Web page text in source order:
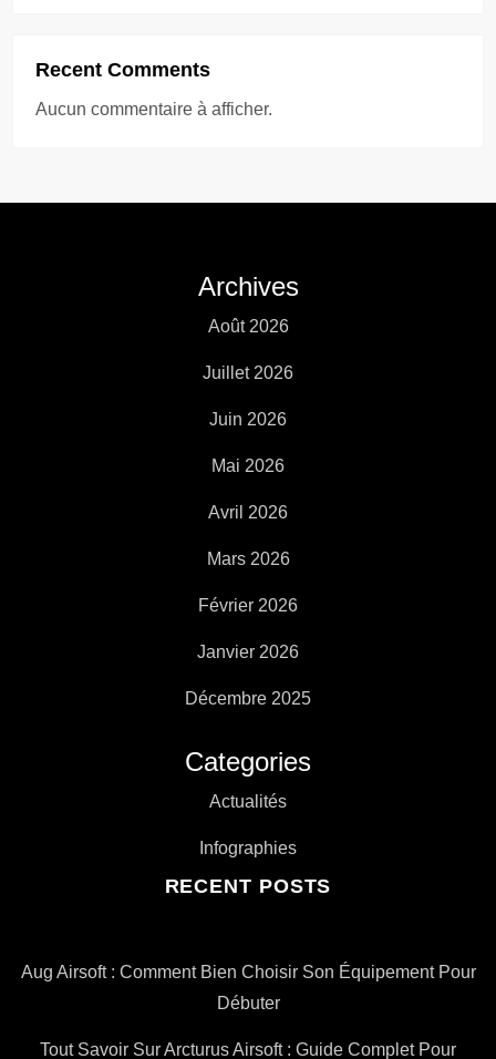
c
Recent Comments
Aucun commentaire à afficher.
Archives
Août 2026
Juillet 2026
Juin 2026
Mai 2026
Avril 2026
Mars 2026
Février 2026
Janvier 2026
Décembre 2025
Categories
Actualités
Infographies
RECENT POSTS
Aug Airsoft : Comment Bien Choisir Son Équipement Pour
Débuter
Tout Savoir Sur Arcturus Airsoft : Guide Complet Pour